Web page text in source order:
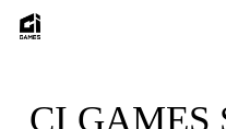
Skip
CI GAMES